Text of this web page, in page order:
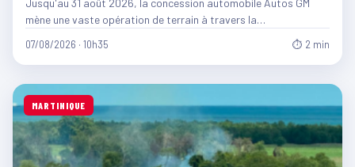
Jusqu'au 31 août 2026, la concession automobile Autos GM
mène une vaste opération de terrain à travers la…
07/08/2026 · 10h35 ⏱ 2 min
MARTINIQUE